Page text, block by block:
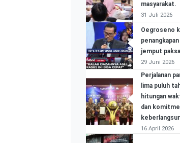
masyarakat.
31 Juli 2026
Oegroseno
jemput
29 Juni 2026
Perjalanan
lima puluh
hitungan
dan
16 April 2026